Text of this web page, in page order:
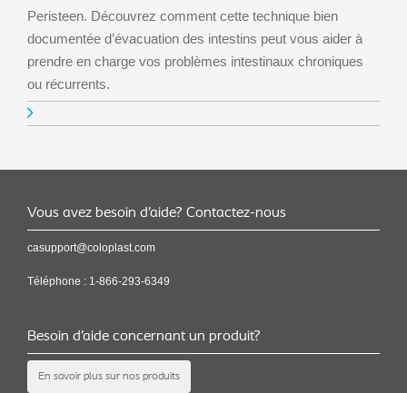
Peristeen. Découvrez comment cette technique bien
documentée d’évacuation des intestins peut vous aider à
prendre en charge vos problèmes intestinaux chroniques
ou récurrents.
Vous avez besoin d’aide? Contactez-nous
casupport@coloplast.com
Téléphone : 1-866-293-6349
Besoin d’aide concernant un produit?
En savoir plus sur nos produits